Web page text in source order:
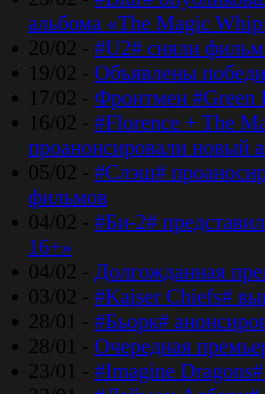
альбома «The Magic
20/02 - #U2# сняли
19/02 - Объявлены
17/02 - Фронтмен #Green
16/02 - #Florence + The
проанонсировали новый
05/02 - #Слэш#
фильмов
04/02 - #Би-2#
16+»
04/02 - Долгожданная
03/02 - #Kaiser Chiefs#
28/01 - #Бьорк#
28/01 - Очередная
23/01 - #Imagine